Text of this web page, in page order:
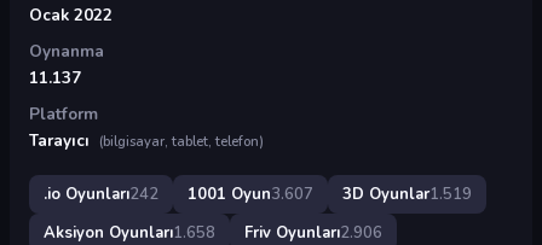
Ocak 2022
Oynanma
11.137
Platform
Tarayıcı
(bilgisayar, tablet, telefon)
.io Oyunları242 1001 Oyun3.607 3D Oyunlar1.519
Aksiyon Oyunları1.658 Friv Oyunları2.906